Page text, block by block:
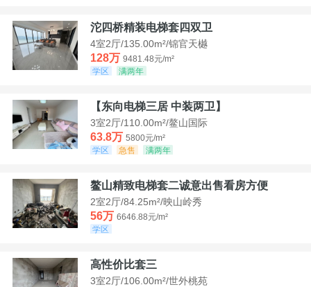
沱四桥精装电梯套四双卫
4室2厅/135.00m²/锦官天樾
128万 9481.48元/m²
学区
满两年
【东向电梯三居 中装两卫】
3室2厅/110.00m²/鳌山国际
63.8万 5800元/m²
学区
急售 满两年
鳌山精致电梯套二诚意出售看房方便
2室2厅/84.25m²/映山岭秀
56万 6646.88元/m²
学区
高性价比套三
3室2厅/106.00m²/世外桃苑